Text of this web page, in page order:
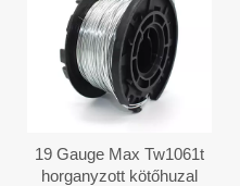
19 Gauge Max Tw1061t
horganyzott kötőhuzal